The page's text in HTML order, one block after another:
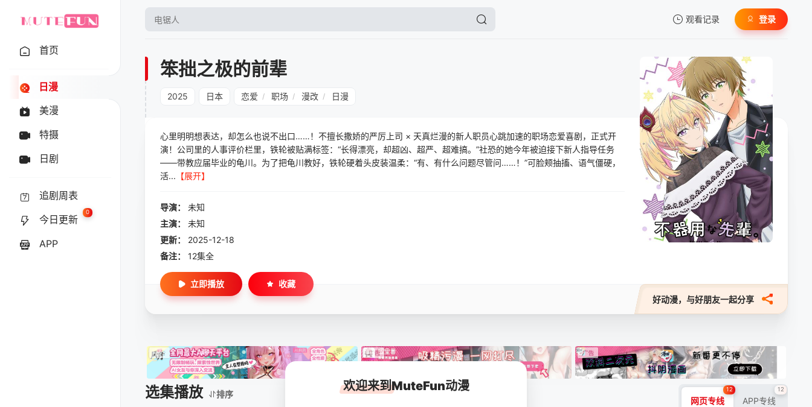
观看记录
暂无观看影片的记录
登录
首页
日漫
美漫
特摄
日剧
追剧周表
今日更新
0
APP
笨拙之极的前辈
2025 日本 恋爱 / 职场 / 漫改 / 日漫
心里明明想表达，却怎么也说不出口……！不擅长撒娇的严厉上司 × 天真烂漫的新人职员心跳加速的职场恋爱喜剧，正式开
演！公司里的人事评价栏里，铁轮被贴满标签：“长得漂亮，却超凶、超严、超难搞。”社恐的她今年被迫接下新人指导任务
——带教应届毕业的龟川。为了把龟川教好，铁轮硬着头皮装温柔：“有、有什么问题尽管问……！”可脸颊抽搐、语气僵硬，
活... 【展开】
导演：
未知
主演：
未知
更新：
2025-12-18
备注：
12集全
好动漫，与好朋友一起分享
立即播放 收藏
选集播放 排序
网页专线
12
APP专线
12
欢迎来到MuteFun动漫